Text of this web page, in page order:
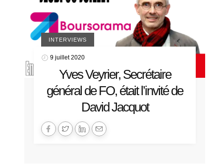
INTERVIEWS
9 juillet 2020
Yves Veyrier, Secrétaire
général de FO, était l’invité de
David Jacquot